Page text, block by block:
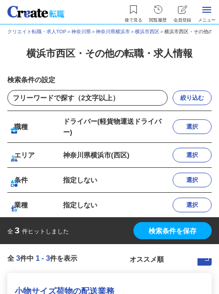
後で見る 閲覧履歴 会員登録 メニュー
クリエイト転職・求人TOP ＞神奈川県＞神奈川県横浜市＞横浜市西区＞横浜市西区・その他の
横浜市西区・その他の転職・求人情報
検索条件の設定
絞り込む
職種
ドライバー(軽貨物運送ドライバ
ー)
選択
エリア 神奈川県横浜市(西区) 選択
条件 指定しない 選択
業種 指定しない 選択
全 3 件ヒットしました 検索条件を保存
全 3件中 1 - 3件を表示
小物サイズ荷物の配送業務